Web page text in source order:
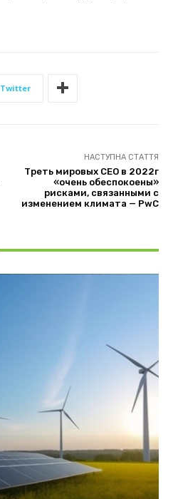
Twitter
НАСТУПНА СТАТТЯ
Треть мировых CEO в 2022г
«очень обеспокоены»
рисками, связанными с
изменением климата — PwC